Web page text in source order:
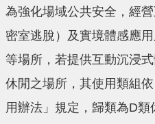
為強化場域公共安全，經
密室逃脫）及實境體感應
等場所，若提供互動沉浸
休閒之場所，其使用類組
用辦法」規定，歸類為D